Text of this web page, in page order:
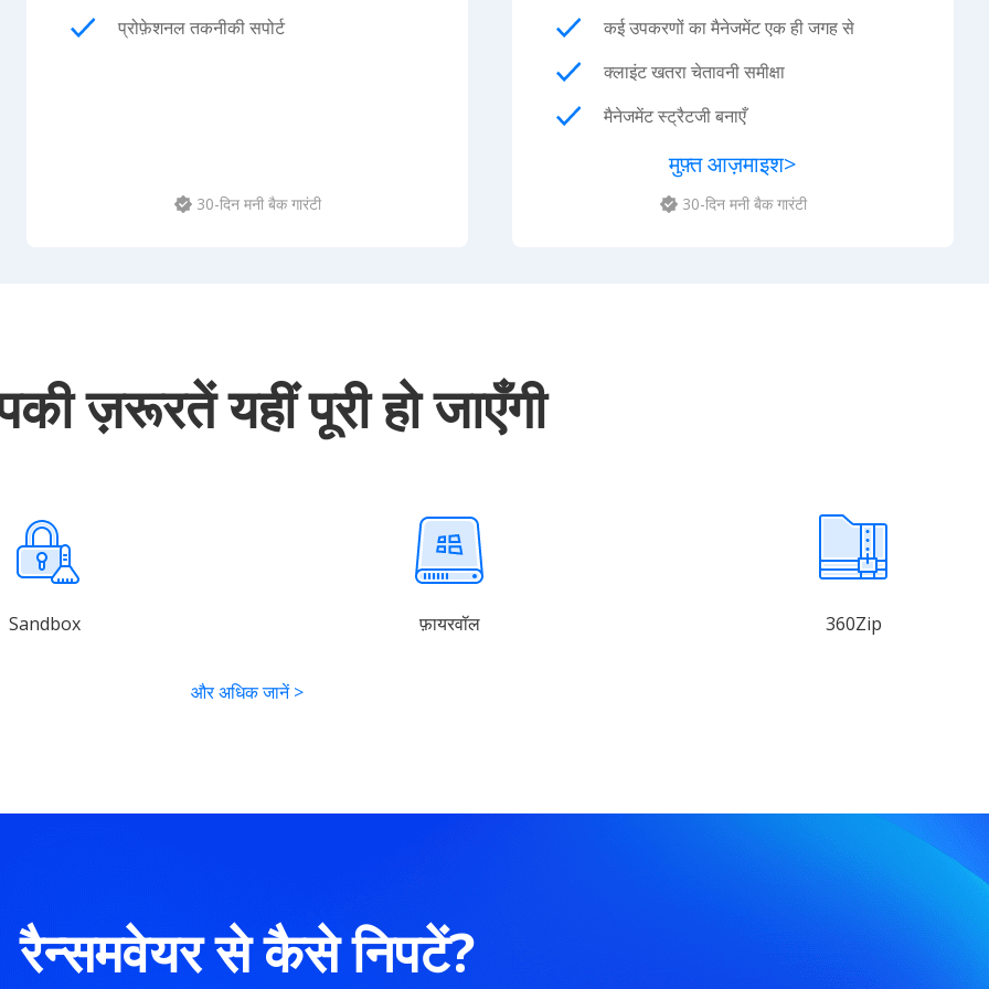
प्रोफ़ेशनल तकनीकी सपोर्ट
30-दिन मनी बैक गारंटी
कई उपकरणों का मैनेजमेंट एक ही जगह से
क्लाइंट खतरा चेतावनी समीक्षा
मैनेजमेंट स्ट्रैटजी बनाएँ
मुफ़्त आज़माइश>
30-दिन मनी बैक गारंटी
ज़रूरतें यहीं पूरी हो जाएँगी
Sandbox फ़ायरवॉल 360Zip
और अधिक जानें>
रैन्समवेयर से कैसे निपटें?